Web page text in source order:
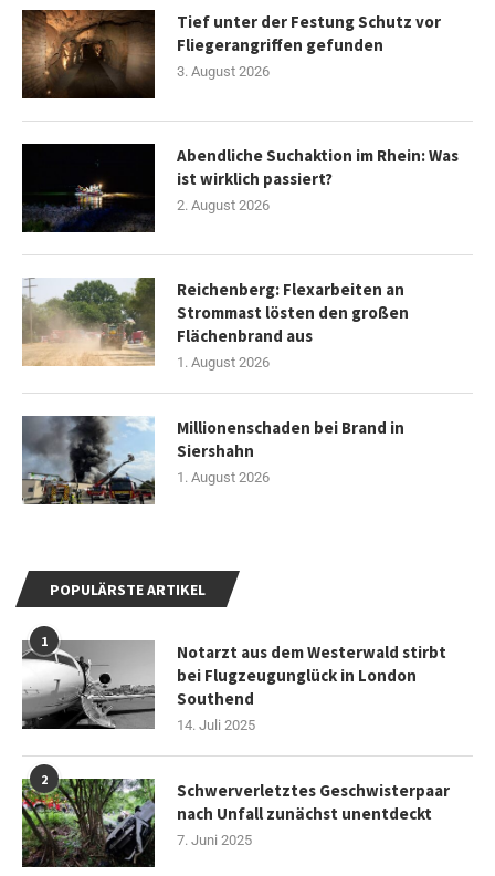
Tief unter der Festung Schutz vor
Fliegerangriffen gefunden
3. August 2026
Abendliche Suchaktion im Rhein: Was
ist wirklich passiert?
2. August 2026
Reichenberg: Flexarbeiten an
Strommast lösten den großen
Flächenbrand aus
1. August 2026
Millionenschaden bei Brand in
Siershahn
1. August 2026
POPULÄRSTE ARTIKEL
1
Notarzt aus dem Westerwald stirbt
bei Flugzeugunglück in London
Southend
14. Juli 2025
2
Schwerverletztes Geschwisterpaar
nach Unfall zunächst unentdeckt
7. Juni 2025